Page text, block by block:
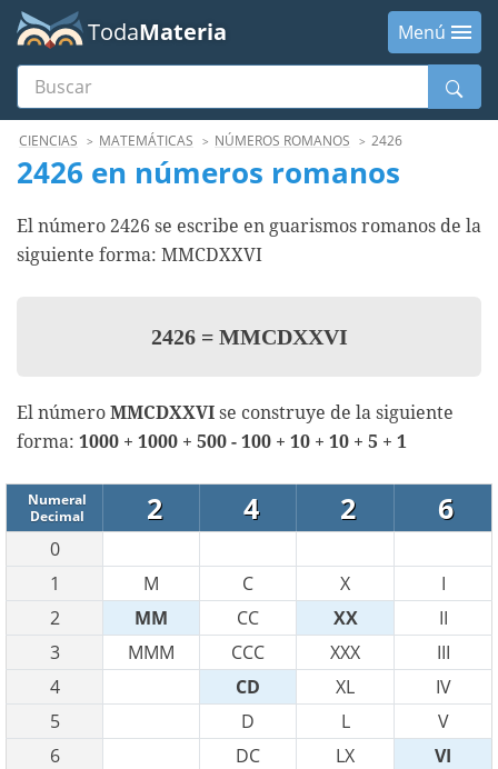
TodaMateria
Menú
Buscar
MenúCIENCIAS MATEMÁTICAS NÚMEROS ROMANOS 2426
2426 en números romanos
El número 2426 se escribe en guarismos romanos de la
siguiente forma: MMCDXXVI
2426 =MMCDXXVI
El número MMCDXXVI se construye de la siguiente
forma: 1000 + 1000 + 500 - 100 + 10 + 10 + 5 + 1
Numeral
Decimal
2 4 2 6
0
1
M C X
I
2
MM CC XX
II
3
MMM CCC XXX
III
4
CD XL
IV
5
D L
V
6
DC LX
VI